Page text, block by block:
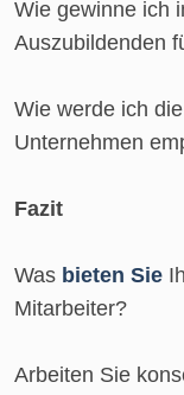
Wie gewinne ich
Auszubildenden
Wie werde ich
Unternehmen
Fazit
Was bieten Sie
Mitarbeiter?
Arbeiten Sie